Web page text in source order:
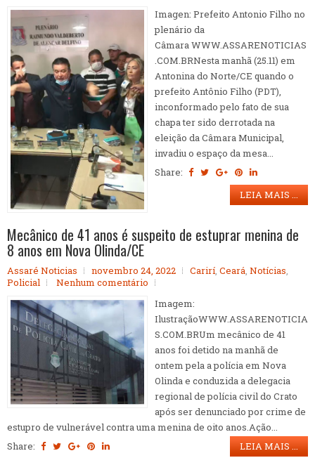
Imagen: Prefeito Antonio Filho no
plenário da
Câmara WWW.ASSARENOTICIAS
.COM.BRNesta manhã (25.11) em
Antonina do Norte/CE quando o
prefeito Antônio Filho (PDT),
inconformado pelo fato de sua
chapa ter sido derrotada na
eleição da Câmara Municipal,
invadiu o espaço da mesa...
Share:
LEIA MAIS ...
Mecânico de 41 anos é suspeito de estuprar menina de
8 anos em Nova Olinda/CE
Assaré Noticias novembro 24, 2022 Carirí, Ceará, Notícias,
Policial
Nenhum comentário
Imagem:
IlustraçãoWWW.ASSARENOTICIA
S.COM.BRUm mecânico de 41
anos foi detido na manhã de
ontem pela a polícia em Nova
Olinda e conduzida a delegacia
regional de polícia civil do Crato
após ser denunciado por crime de
estupro de vulnerável contra uma menina de oito anos.Ação...
Share:
LEIA MAIS ...